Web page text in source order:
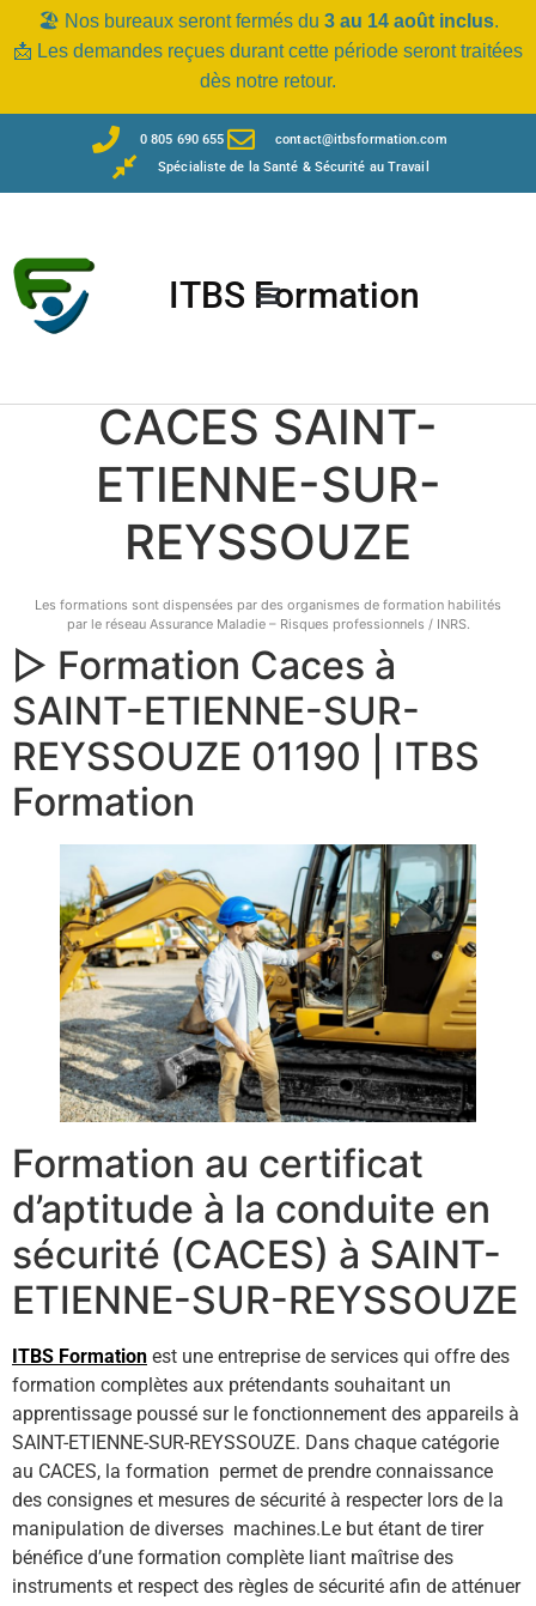
🏖️ Nos bureaux seront fermés du 3 au 14 août inclus.
📩 Les demandes reçues durant cette période seront traitées
dès notre retour.
0 805 690 655
contact@itbsformation.com
Spécialiste de la Santé & Sécurité au Travail
ITBS Formation
CACES SAINT-
ETIENNE-SUR-
REYSSOUZE
Les formations sont dispensées par des organismes de formation habilités
par le réseau Assurance Maladie – Risques professionnels / INRS.
▷ Formation Caces à
SAINT-ETIENNE-SUR-
REYSSOUZE 01190 | ITBS
Formation
Formation au certificat
d’aptitude à la conduite en
sécurité (CACES) à SAINT-
ETIENNE-SUR-REYSSOUZE
ITBS Formation est une entreprise de services qui offre des
formation complètes aux prétendants souhaitant un
apprentissage poussé sur le fonctionnement des appareils à
SAINT-ETIENNE-SUR-REYSSOUZE. Dans chaque catégorie
au CACES, la formation permet de prendre connaissance
des consignes et mesures de sécurité à respecter lors de la
manipulation de diverses machines.Le but étant de tirer
bénéfice d’une formation complète liant maîtrise des
instruments et respect des règles de sécurité afin de atténuer